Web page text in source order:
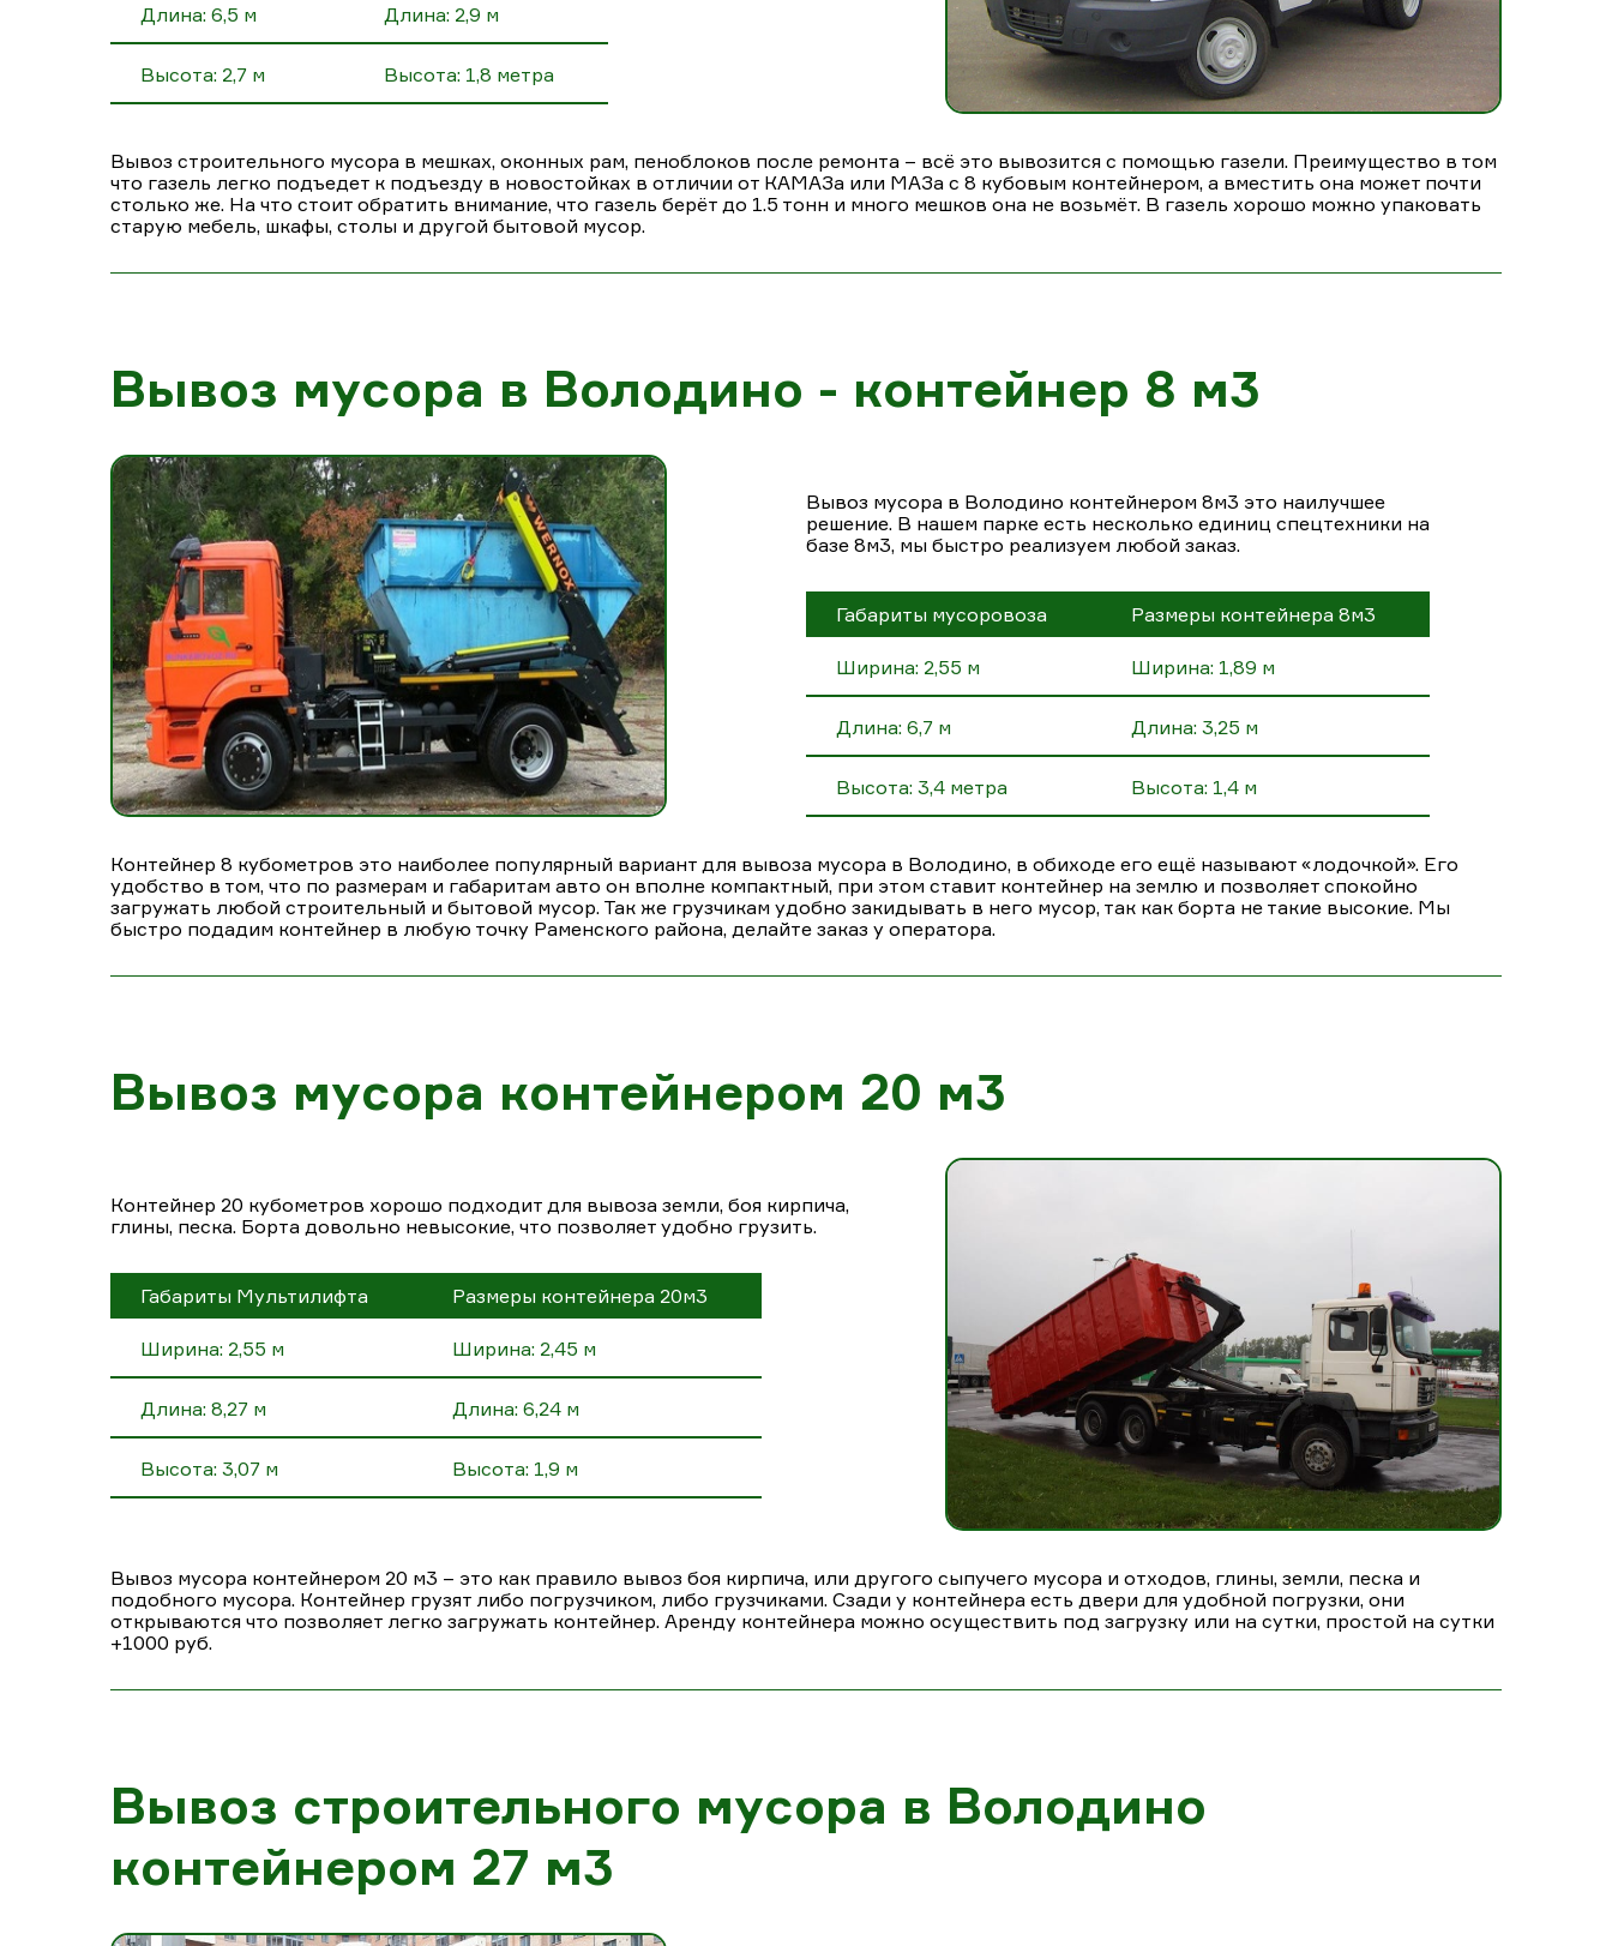
Длина: 6,5 м
Высота: 2,7 м
Длина: 2,9 м
Высота: 1,8 метра
Вывоз строительного мусора в мешках, оконных рам, пеноблоков после ремонта – всё это вывозится с помощью газели. Преимущество в том
что газель легко подъедет к подъезду в новостойках в отличии от КАМАЗа или МАЗа с 8 кубовым контейнером, а вместить она может почти
столько же. На что стоит обратить внимание, что газель берёт до 1.5 тонн и много мешков она не возьмёт. В газель хорошо можно упаковать
старую мебель, шкафы, столы и другой бытовой мусор.
Вывоз мусора в Володино - контейнер 8 м3
Вывоз мусора в Володино контейнером 8м3 это наилучшее
решение. В нашем парке есть несколько единиц спецтехники на
базе 8м3, мы быстро реализуем любой заказ.
Габариты мусоровоза
Ширина: 2,55 м
Длина: 6,7 м
Высота: 3,4 метра
Размеры контейнера 8м3
Ширина: 1,89 м
Длина: 3,25 м
Высота: 1,4 м
Контейнер 8 кубометров это наиболее популярный вариант для вывоза мусора в Володино, в обиходе его ещё называют «лодочкой». Его
удобство в том, что по размерам и габаритам авто он вполне компактный, при этом ставит контейнер на землю и позволяет спокойно
загружать любой строительный и бытовой мусор. Так же грузчикам удобно закидывать в него мусор, так как борта не такие высокие. Мы
быстро подадим контейнер в любую точку Раменского района, делайте заказ у оператора.
Вывоз мусора контейнером 20 м3
Контейнер 20 кубометров хорошо подходит для вывоза земли, боя кирпича,
глины, песка. Борта довольно невысокие, что позволяет удобно грузить.
Габариты Мультилифта
Ширина: 2,55 м
Длина: 8,27 м
Высота: 3,07 м
Размеры контейнера 20м3
Ширина: 2,45 м
Длина: 6,24 м
Высота: 1,9 м
Вывоз мусора контейнером 20 м3 – это как правило вывоз боя кирпича, или другого сыпучего мусора и отходов, глины, земли, песка и
подобного мусора. Контейнер грузят либо погрузчиком, либо грузчиками. Сзади у контейнера есть двери для удобной погрузки, они
открываются что позволяет легко загружать контейнер. Аренду контейнера можно осуществить под загрузку или на сутки, простой на сутки
+1000 руб.
Вывоз строительного мусора в Володино
контейнером 27 м3